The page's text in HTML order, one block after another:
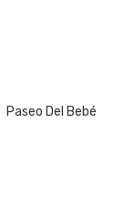
Paseo Del Bebé